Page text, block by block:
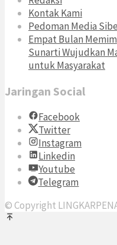
Kontak Kami
Pedoman Media
Empat Bulan
Sunarti Wujudkan
untuk Masyarakat
Jaringan Social
Facebook
Twitter
Instagram
Linkedin
Youtube
Telegram
© Copyright